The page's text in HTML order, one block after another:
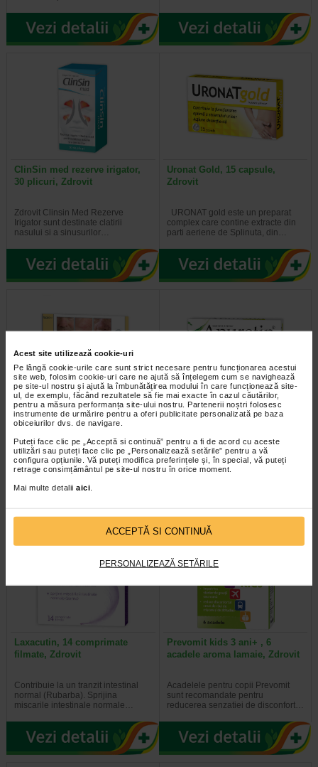
Acest site utilizează cookie-uri
Pe lângă cookie-urile care sunt strict necesare pentru funcționarea acestui
site web, folosim cookie-uri care ne ajută să înțelegem cum se navighează
pe site-ul nostru și ajută la îmbunătățirea modului în care funcționează site-
ul, de exemplu, făcând rezultatele să fie mai exacte în cazul căutărilor,
pentru a măsura performanța site-ului nostru. Partenerii noștri folosesc
instrumente de urmărire pentru a oferi publicitate personalizată pe baza
obiceiurilor dvs. de navigare.
Puteți face clic pe „Acceptă si continuă” pentru a fi de acord cu aceste
utilizări sau puteți face clic pe „Personalizează setările” pentru a vă
configura opțiunile. Vă puteți modifica preferințele și, în special, vă puteți
retrage consimțământul pe site-ul nostru în orice moment.
Mai multe detalii aici
ACCEPTĂ SI CONTINUĂ
PERSONALIZEAZĂ SETĂRILE
ClinSin med rezerve irigator,
30 plicuri, Zdrovit
Zdrovit Clinsin Med Rezerve
Irigator sunt destinate clatirii
nasului si a sinusurilor…
Uronat Gold, 15 capsule,
Zdrovit
URONAT gold este un preparat
complex care contine extracte din
parti aeriene de Splinuta, din…
Coupeliac gel special de
ingrijire x 20 ml
Coupeliac gel este un produs
dermatocosmetic special conceput
pentru pielea sensibila si…
Apuretin Slim, 60 capsule,
Zdrovit
Apuretin Slim contine extract de
portocala amara, extract de urzici,
extract de boabe de piper negru…
Laxacutin, 14 comprimate
filmate, Zdrovit
Contribuie la un tranzit intestinal
normal (Rubarba). Sprijina
miscarile intestinale normale…
Prevomit kids 3 ani+ , 6
acadele aroma lamaie, Zdrovit
Acadelele pentru copii Prevomit
sunt recomandate pentru
reducerea senzatiei de disconfort…